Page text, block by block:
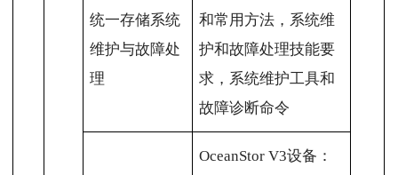
统一存储系统
维护与故障处
理
和常用方法，系统维
护和故障处理技能要
求，系统维护工具和
故障诊断命令
OceanStor V3设备：